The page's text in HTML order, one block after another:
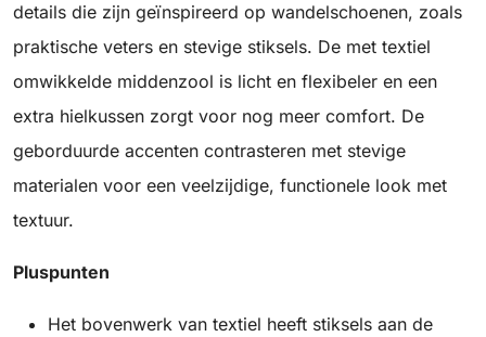
details die zijn geïnspireerd op wandelschoenen, zoals
praktische veters en stevige stiksels. De met textiel
omwikkelde middenzool is licht en flexibeler en een
extra hielkussen zorgt voor nog meer comfort. De
geborduurde accenten contrasteren met stevige
materialen voor een veelzijdige, functionele look met
textuur.
Pluspunten
Het bovenwerk van textiel heeft stiksels aan de